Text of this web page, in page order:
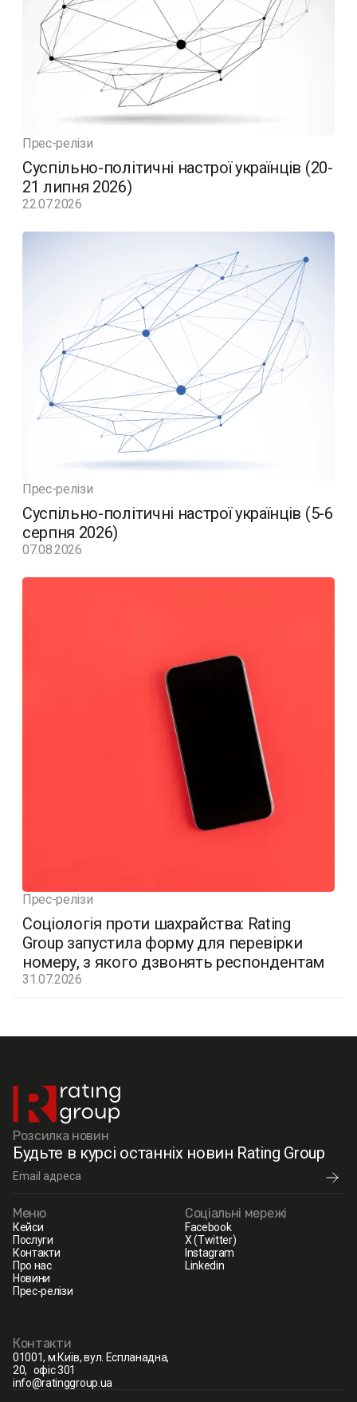
Прес-релізи
Суспільно-політичні настрої українців (20-
21 липня 2026)
22.07.2026
Прес-релізи
Суспільно-політичні настрої українців (5-6
серпня 2026)
07.08.2026
Прес-релізи
Соціологія проти шахрайства: Rating
Group запустила форму для перевірки
номеру, з якого дзвонять респондентам
31.07.2026
Розсилка новин
Будьте в курсі останніх новин Rating Group
Меню
Кейси
Послуги
Контакти
Про нас
Новини
Прес-релізи
Соціальні мережі
Facebook
X (Twitter)
Instagram
Linkedin
Контакти
01001, м.Київ, вул. Еспланадна,
20, офіс 301
info@ratinggroup.ua